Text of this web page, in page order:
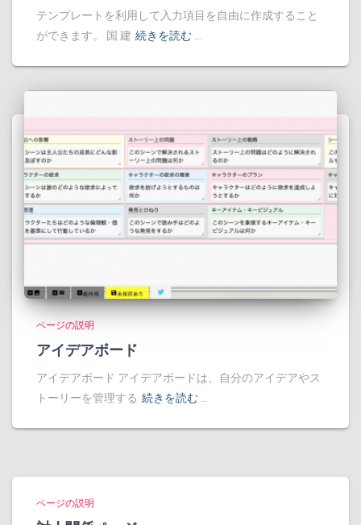
テンプレートを利用して入力項目を自由に作成すること
ができます。 国 建 続きを読む …
ページの説明
アイデアボード
アイデアボード アイデアボードは、自分のアイデアやス
トーリーを管理する 続きを読む …
ページの説明